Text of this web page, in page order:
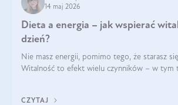
14 maj 2026
Dieta a energia – jak wspierać
dzień?
Nie masz energii, pomimo tego, że starasz
Witalność to efekt wielu czynników – w tym
CZYTAJ